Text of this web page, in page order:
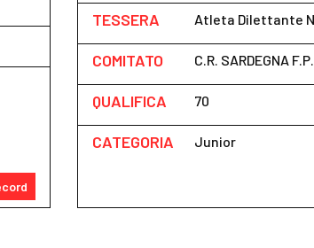
TESSERA Atleta Dilettante
COMITATO C.R. SARDEGNA
QUALIFICA 70
CATEGORIA Junior